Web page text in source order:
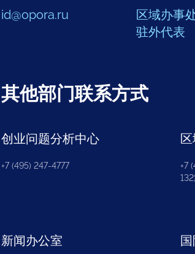
id@opora.ru
区域办事
驻外代表
其他部门联系方式
创业问题分析中心
+7 (495) 247-4777
+7
132)
新闻办公室